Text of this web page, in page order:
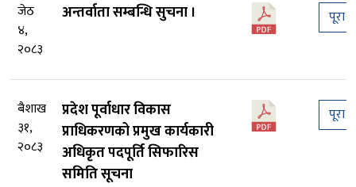
जेठ
४,
२०८३
अन्तर्वाता सम्बन्धि सुचना । पूरा
बैशाख
३१,
२०८३
प्रदेश पूर्वाधार विकास
प्राधिकरणको प्रमुख कार्यकारी
अधिकृत पदपूर्ति सिफारिस
समिति सूचना
पूरा